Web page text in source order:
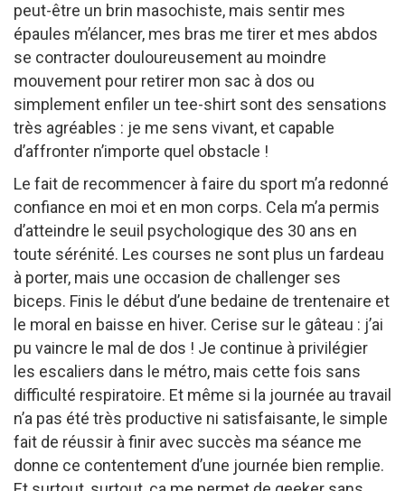
peut-être un brin masochiste, mais sentir mes
épaules m’élancer, mes bras me tirer et mes abdos
se contracter douloureusement au moindre
mouvement pour retirer mon sac à dos ou
simplement enfiler un tee-shirt sont des sensations
très agréables : je me sens vivant, et capable
d’affronter n’importe quel obstacle !
Le fait de recommencer à faire du sport m’a redonné
confiance en moi et en mon corps. Cela m’a permis
d’atteindre le seuil psychologique des 30 ans en
toute sérénité. Les courses ne sont plus un fardeau
à porter, mais une occasion de challenger ses
biceps. Finis le début d’une bedaine de trentenaire et
le moral en baisse en hiver. Cerise sur le gâteau : j’ai
pu vaincre le mal de dos ! Je continue à privilégier
les escaliers dans le métro, mais cette fois sans
difficulté respiratoire. Et même si la journée au travail
n’a pas été très productive ni satisfaisante, le simple
fait de réussir à finir avec succès ma séance me
donne ce contentement d’une journée bien remplie.